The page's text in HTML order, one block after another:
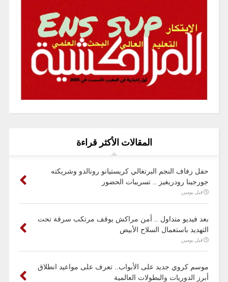
المقالات الأكثر قراءة
حفل زفاف النجم البرتغالي كريستيانو رونالدو وشريكته
جورجينا رودريغيز .. تسريبات الحضور
قبل يومين
بعد فيديو متداول .. أمن مراكش يوقف مرتكب سرقة تحت
التهديد باستعمال السلاح الأبيض
قبل يومين
موسم كروي جديد على الأبواب.. تعرف على مواعيد انطلاق
أبرز الدوريات والبطولات العالمية